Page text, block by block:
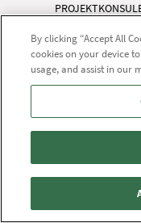
Telefon
22 44 31 72
jwh@rn.dk
By clicking “Accept All
cookies on your device
usage, and assist in our